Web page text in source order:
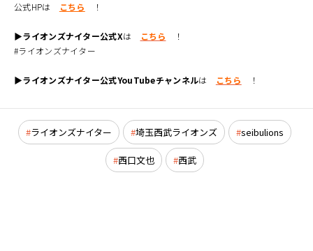
公式HPは
こちら ！
▶ライオンズナイター公式Xは こちら ！
#ライオンズナイター
▶ライオンズナイター公式YouTubeチャンネルは こちら ！
ライオンズナイター 埼玉西武ライオンズ seibulions
西口文也 西武